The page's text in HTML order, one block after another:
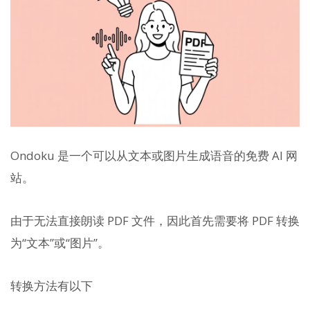
Ondoku 是一个可以从文本或图片生成语音的免费 AI 网
站。
由于无法直接朗读 PDF 文件，因此首先需要将 PDF 转换
为“文本”或“图片”。
转换方法有以下